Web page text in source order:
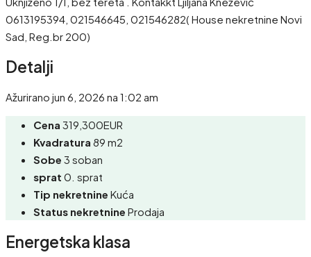
0613195394, 021546645, 021546282( House nekretnine Novi
Sad, Reg.br 200)
Detalji
Ažurirano jun 6, 2026 na 1:02 am
Cena 319,300EUR
Kvadratura 89 m2
Sobe 3 soban
sprat 0. sprat
Tip nekretnine Kuća
Status nekretnine Prodaja
Energetska klasa